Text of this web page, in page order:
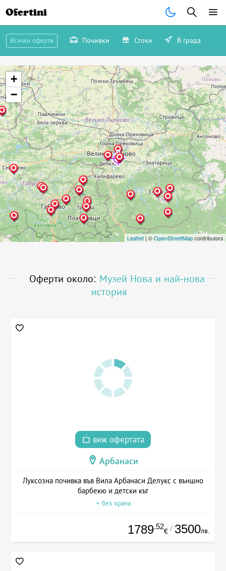
Ofertini
Всички оферти Почивки Стоки В града
+
−
Leaflet | ©OpenStreetMapcontributors
Оферти около: Музей Нова и най-нова
история
виж офертата
Арбанаси
Луксозна почивка във Вила Арбанаси Делукс с външно
барбекю и детски кът
+ без храна
1789.52
€ / 3500лв.